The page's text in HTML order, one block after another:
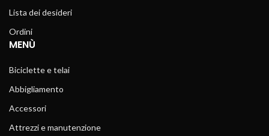
Lista dei desideri
Ordini
MENÙ
Biciclette e telai
Abbigliamento
Accessori
Attrezzi e manutenzione